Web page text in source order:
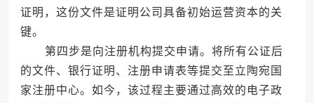
证明，这份文件是证明公司具备初始运营资本的关
键。
第四步是向注册机构提交申请。将所有公证后
的文件、银行证明、注册申请表等提交至立陶宛国
家注册中心。如今，该过程主要通过高效的电子政